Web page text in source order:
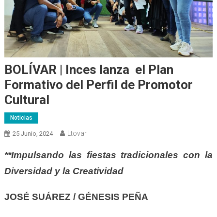
BOLÍVAR | Inces lanza el Plan
Formativo del Perfil de Promotor
Cultural
Noticias
25 Junio, 2024 Ltovar
**Impulsando las fiestas tradicionales con la
Diversidad y la Creatividad
JOSÉ SUÁREZ / GÉNESIS PEÑA